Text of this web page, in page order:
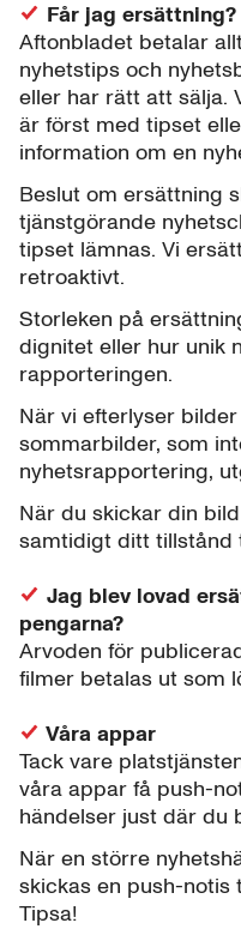
Får jag ersättning?
Aftonbladet betalar
nyhetstips och
eller har rätt att sälja.
är först med tipset
information om en
Beslut om ersättning
tjänstgörande
tipset lämnas. Vi
retroaktivt.
Storleken på
dignitet eller hur unik
rapporteringen.
När vi efterlyser
sommarbilder, som
nyhetsrapportering,
När du skickar din
samtidigt ditt tillstånd
Jag blev lovad
pengarna?
Arvoden för
filmer betalas ut som
Våra appar
Tack vare
våra appar få push-
händelser just där du
När en större
skickas en push-
Tipsa!